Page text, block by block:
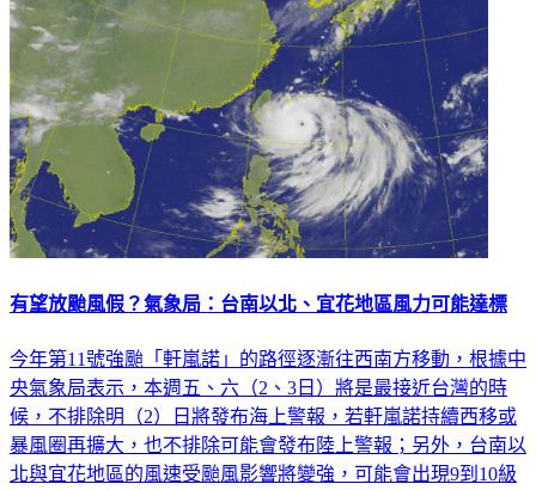
有望放颱風假？氣象局：台南以北、宜花地區風力可能達標
今年第11號強颱「軒嵐諾」的路徑逐漸往西南方移動，根據中
央氣象局表示，本週五、六（2、3日）將是最接近台灣的時
候，不排除明（2）日將發布海上警報，若軒嵐諾持續西移或
暴風圈再擴大，也不排除可能會發布陸上警報；另外，台南以
北與宜花地區的風速受颱風影響將變強，可能會出現9到10級